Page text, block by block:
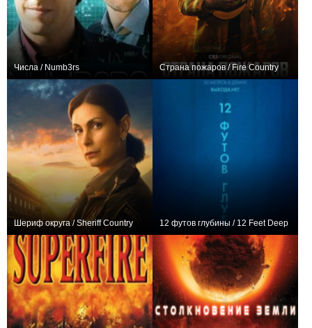
Числа / Numb3rs Страна пожаров / Fire Country
Шериф округа / Sheriff Country 12 футов глубины / 12 Feet Deep